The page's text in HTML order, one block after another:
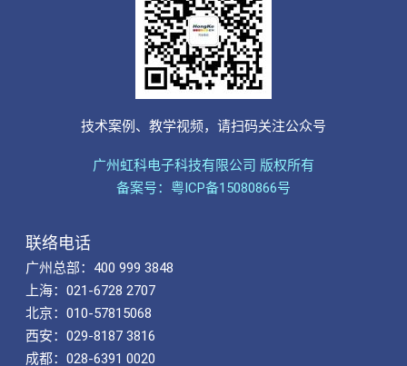
技术案例、教学视频，请扫码关注公众号
广州虹科电子科技有限公司 版权所有
备案号：粤ICP备15080866号
联络电话
广州总部：400 999 3848
上海：021-6728 2707
北京：010-57815068
西安：029-8187 3816
成都：028-6391 0020